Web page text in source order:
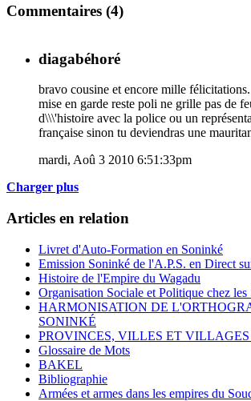
Commentaires (4)
diagabéhoré
bravo cousine et encore mille
mise en garde reste poli ne grille pas de
d\\\'histoire avec la police ou un
française sinon tu deviendras une
mardi, Aoû 3 2010 6:51:33pm
Charger plus
Articles en relation
Livret d'Auto-Formation en Soninké
Emission Soninké de l'A.P.S. en Direct
Histoire de l'Empire du Wagadu
Organisation Sociale et Politique chez les
HARMONISATION DE
SONINKÉ
PROVINCES, VILLES ET
Glossaire de Mots
BAKEL
Bibliographie
Armées et armes dans les empires du